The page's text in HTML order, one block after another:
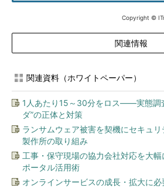
Copyright ©
関連情報
関連資料（ホワイトペーパー）
1人あたり15～30分をロス――実態調
ダ”の正体と対策
ランサムウェア被害を契機にセキュ
製作所の取り組み
工事・保守現場の協力会社対応を大
ポータル活用術
オンラインサービスの成長・拡大に